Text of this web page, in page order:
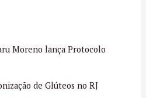
Moreno lança Protocolo
de Glúteos no RJ